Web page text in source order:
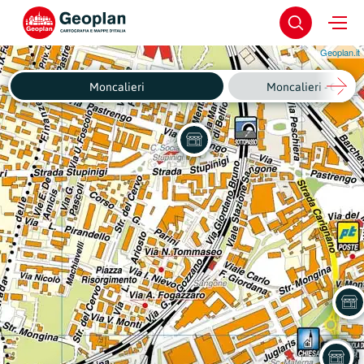
Geoplan.it
Moncalieri Moncalieri -